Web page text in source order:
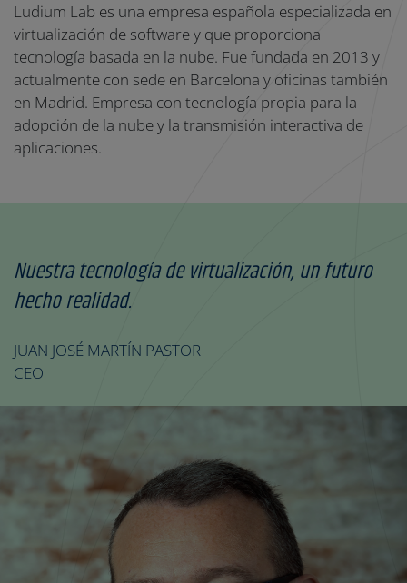
Ludium Lab es una empresa española especializada en
virtualización de software y que proporciona
tecnología basada en la nube. Fue fundada en 2013 y
actualmente con sede en Barcelona y oficinas también
en Madrid. Empresa con tecnología propia para la
adopción de la nube y la transmisión interactiva de
aplicaciones.
Nuestra tecnología de virtualización, un futuro
hecho realidad.
JUAN JOSÉ MARTÍN PASTOR
CEO